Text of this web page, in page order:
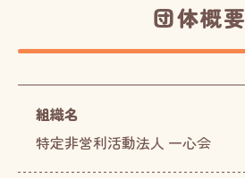
団体概要
組織名
特定非営利活動法人 一心会